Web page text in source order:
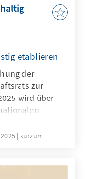
etablieren
der
zur
wird über
im
als
– rücken
kurzum